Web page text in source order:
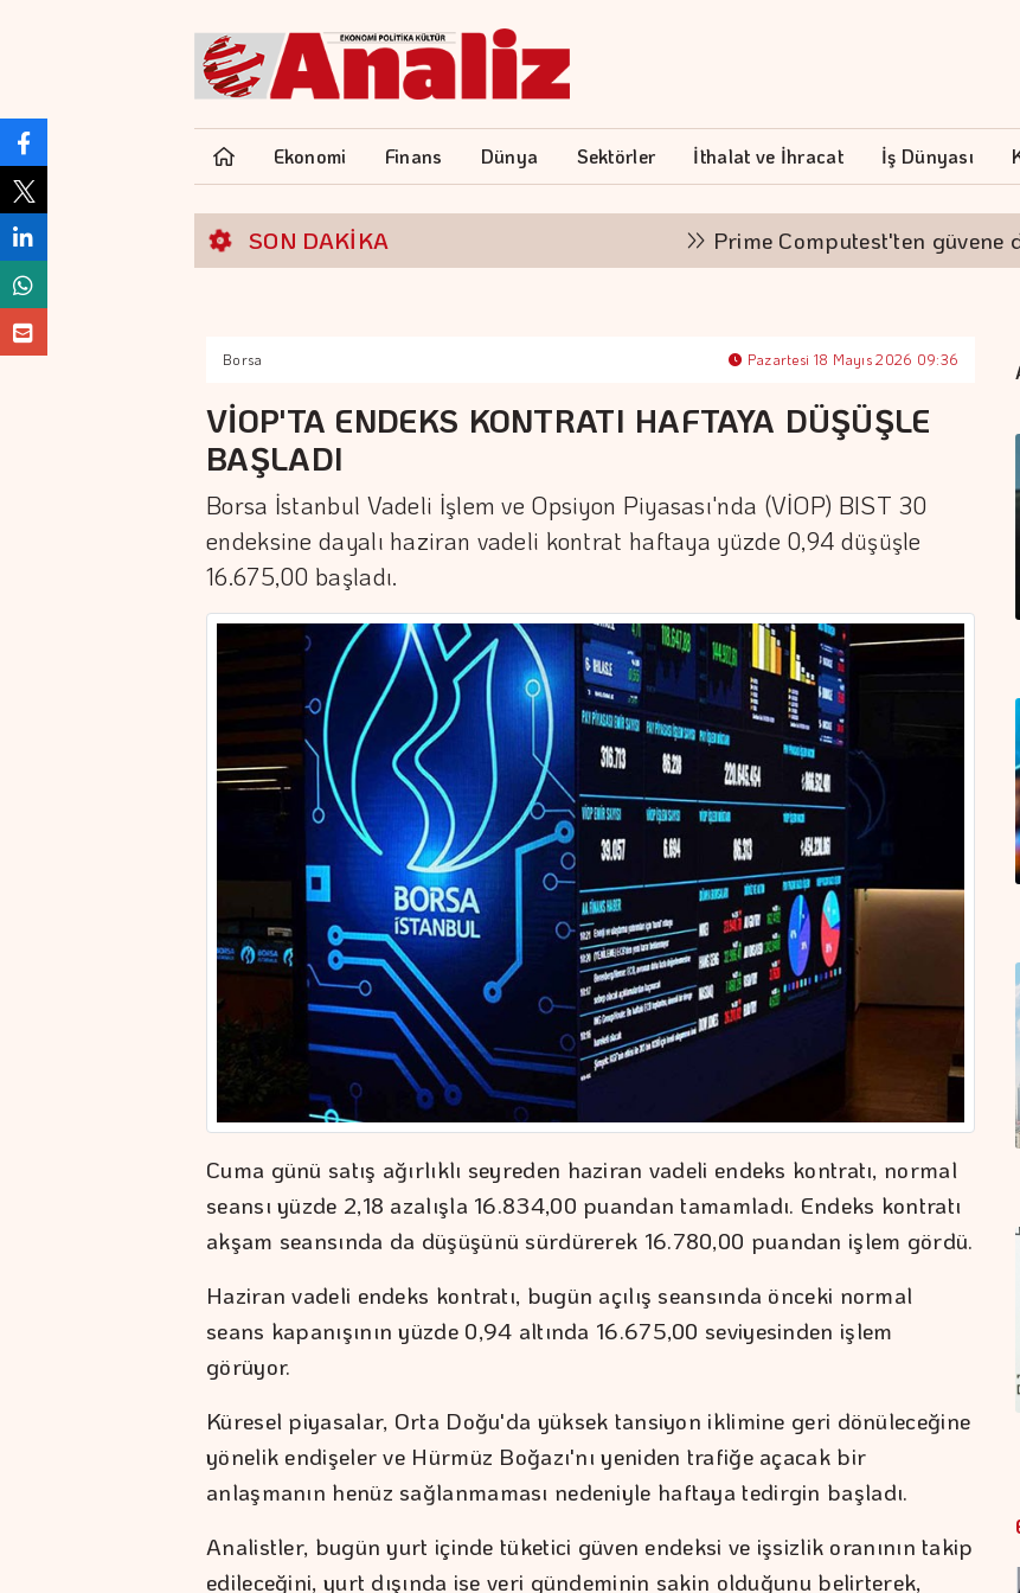
Ekonomi Finans Dünya Sektörler İthalat ve İhracat İş Dünyası
SON DAKİKA Prime Computest'ten güvene
Borsa Pazartesi 18 Mayıs 2026 09:36
VİOP'TA ENDEKS KONTRATI HAFTAYA DÜŞÜŞLE
BAŞLADI
Borsa İstanbul Vadeli İşlem ve Opsiyon Piyasası'nda (VİOP) BIST 30
endeksine dayalı haziran vadeli kontrat haftaya yüzde 0,94 düşüşle
16.675,00 başladı.
Cuma günü satış ağırlıklı seyreden haziran vadeli endeks kontratı, normal
seansı yüzde 2,18 azalışla 16.834,00 puandan tamamladı. Endeks kontratı
akşam seansında da düşüşünü sürdürerek 16.780,00 puandan işlem gördü.
Haziran vadeli endeks kontratı, bugün açılış seansında önceki normal
seans kapanışının yüzde 0,94 altında 16.675,00 seviyesinden işlem
görüyor.
Küresel piyasalar, Orta Doğu'da yüksek tansiyon iklimine geri dönüleceğine
yönelik endişeler ve Hürmüz Boğazı'nı yeniden trafiğe açacak bir
anlaşmanın henüz sağlanmaması nedeniyle haftaya tedirgin başladı.
Analistler, bugün yurt içinde tüketici güven endeksi ve işsizlik oranının takip
edileceğini, yurt dışında ise veri gündeminin sakin olduğunu belirterek,